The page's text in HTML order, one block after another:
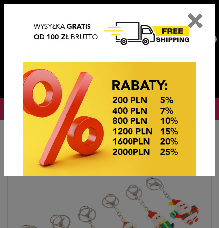
OKAZJE CENOWE
BRELOKI
×